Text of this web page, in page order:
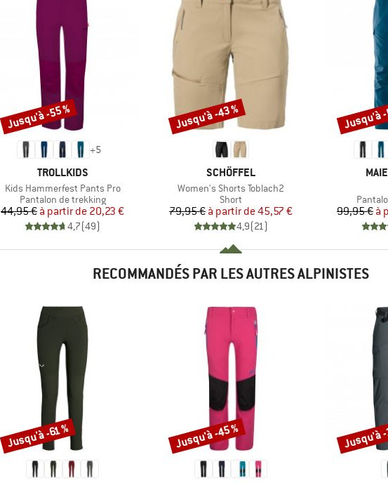
+5
MARQUE
TROLLKIDS
Article
Kids Hammerfest Pants Pro
Product group
Pantalon de trekking
Prix
44,95 € Prix réduit
à partir de 20,23 €
4,7(49)
Remise
Jusqu'à -55 %
MARQUE
SCHÖFFEL
Article
Women's Shorts Toblach2
Product group
Short
Prix
79,95 € Prix réduit
à partir de45,57 €
4,9(21)
Remise
Jusqu'à -43 %
99,95 € à
Remise
Jusqu'à
RECOMMANDÉS PAR LES AUTRES ALPINISTES
Remise
Jusqu'à -61 % Remise
Jusqu'à -45 % Remise
Jusqu'à